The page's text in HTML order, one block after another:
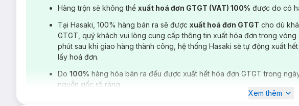
Hàng trộn sẽ không thể xuất hoá đơn GTGT (VAT) 100% được do có
Tại Hasaki, 100% hàng bán ra sẽ được xuất hoá đơn GTGT cho dù
GTGT, quý khách vui lòng cung cấp thông tin xuất hóa đơn trong
phút sau khi giao hàng thành công, hệ thống Hasaki sẽ tự động xuất
lấy hoá đơn.
Do 100% hàng hóa bán ra đều được xuất hết hóa đơn GTGT trong
nguồn gốc rõ ràng.
Xem thêm